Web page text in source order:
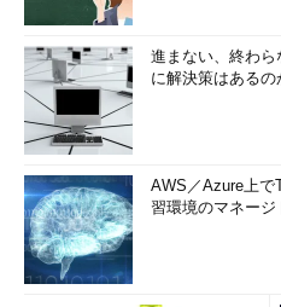
回使用することで鍵長を
ットにしたトリプルDES
る。先日、アメリカの標
が発表された。それにつ
「アメリカ次世代標準暗
ていただきたい
——RC2、RC4、RC5
アメリカのRSA社が開発
長は可変
進まない、終わ
に解決策はあるの
AWS／Azure上
習環境のマネー